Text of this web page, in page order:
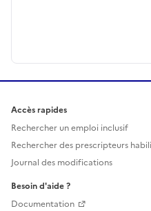
Accès rapides
Rechercher un emploi inclusif
Rechercher des prescripteurs
Journal des modifications
Besoin d'aide ?
Documentation